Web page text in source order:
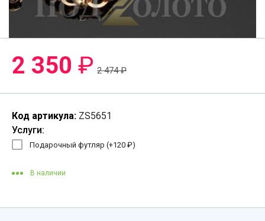
2 350 ₽ 2 474₽
Код артикула: ZS5651
Услуги:
Подарочный футляр (+120 ₽)
В наличии